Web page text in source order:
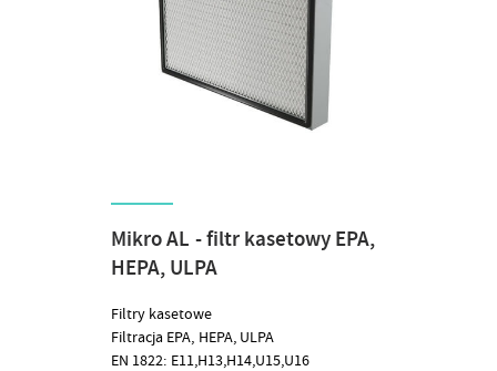
Mikro AL - filtr kasetowy EPA,
HEPA, ULPA
Filtry kasetowe
Filtracja EPA, HEPA, ULPA
EN 1822: E11,H13,H14,U15,U16